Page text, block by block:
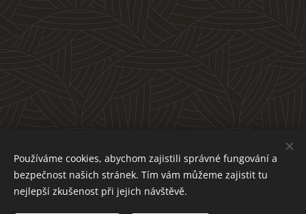
Používáme cookies, abychom zajistili správné fungování a
bezpečnost našich stránek. Tím vám můžeme zajistit tu
nejlepší zkušenost při jejich návštěvě.